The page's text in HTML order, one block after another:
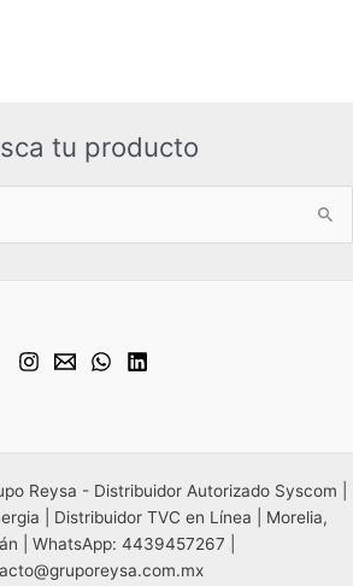
tu producto
Reysa - Distribuidor Autorizado Syscom |
| Distribuidor TVC en Línea | Morelia,
| WhatsApp: 4439457267 |